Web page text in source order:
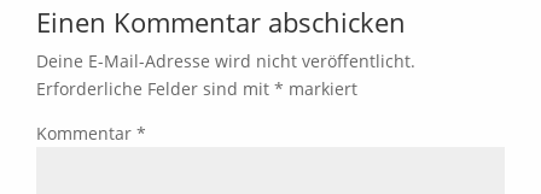
Einen Kommentar abschicken
Deine E-Mail-Adresse wird nicht veröffentlicht.
Erforderliche Felder sind mit * markiert
Kommentar *